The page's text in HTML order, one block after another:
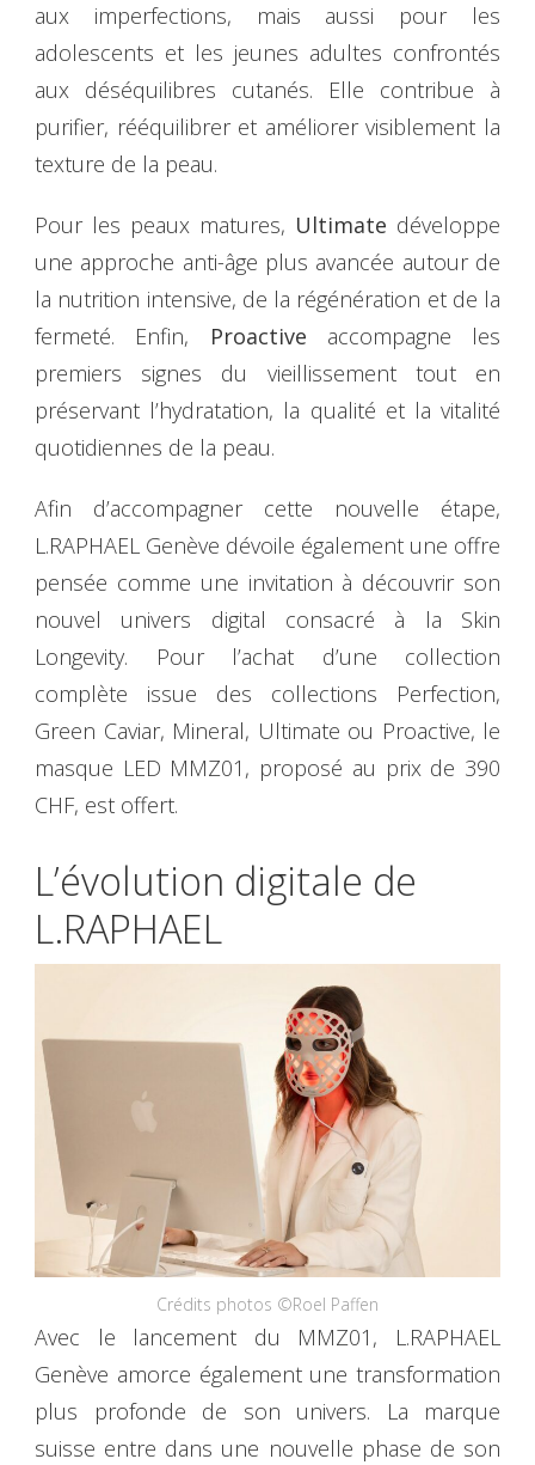
aux imperfections, mais aussi pour les
adolescents et les jeunes adultes confrontés
aux déséquilibres cutanés. Elle contribue à
purifier, rééquilibrer et améliorer visiblement la
texture de la peau.
Pour les peaux matures, Ultimate développe
une approche anti-âge plus avancée autour de
la nutrition intensive, de la régénération et de la
fermeté. Enfin,
Proactive accompagne les
premiers signes du vieillissement tout en
préservant l’hydratation, la qualité et la vitalité
quotidiennes de la peau.
Afin d’accompagner cette nouvelle étape,
L.RAPHAEL Genève dévoile également une offre
pensée comme une invitation à découvrir son
nouvel univers digital consacré à la Skin
Longevity. Pour l’achat d’une collection
complète issue des collections Perfection,
Green Caviar, Mineral, Ultimate ou Proactive, le
masque LED MMZ01, proposé au prix de 390
CHF, est offert.
L’évolution digitale de
L.RAPHAEL
Crédits photos ©Roel Paffen
Avec le lancement du MMZ01, L.RAPHAEL
Genève amorce également une transformation
plus profonde de son univers. La marque
suisse entre dans une nouvelle phase de son